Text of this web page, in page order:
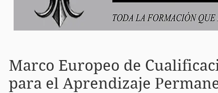
Marco Europeo de
para el Aprendizaje